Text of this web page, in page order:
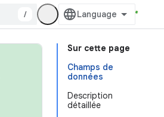
/
Sur cette page
Champs de
données
Description
détaillée